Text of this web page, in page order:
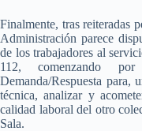
Finalmente, tras reiteradas
Administración parece
de los trabajadores al
112, comenzando
Demanda/Respuesta para,
técnica, analizar y
calidad laboral del otro
Sala.